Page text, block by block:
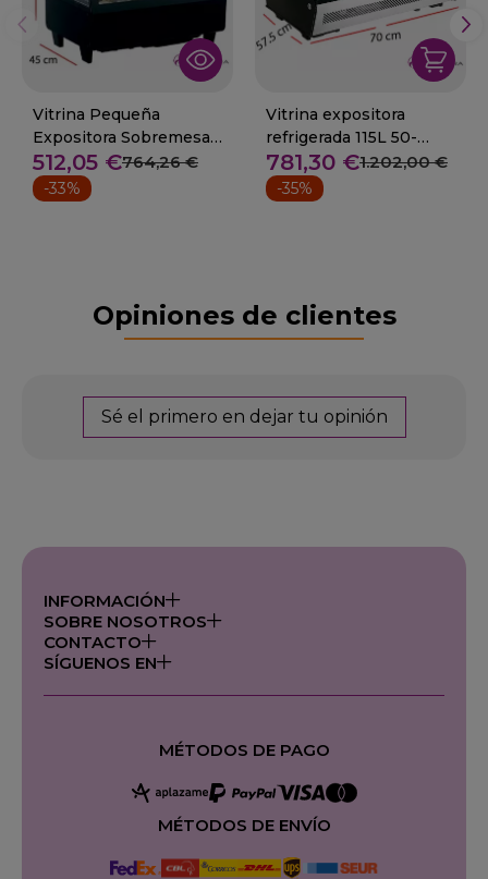
Vitrina Pequeña
Expositora Sobremesa
47-XCW100
512,05 €764,26 €
-33%
Vitrina expositora
refrigerada 115L 50-
VERS-120 HC
781,30 €1.202,00 €
-35%
Opiniones de clientes
Sé el primero en dejar tu opinión
INFORMACIÓN
SOBRE NOSOTROS
CONTACTO
SÍGUENOS EN
MÉTODOS DE PAGO
MÉTODOS DE ENVÍO